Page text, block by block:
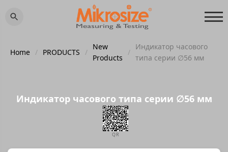
Home / PRODUCTS /
New
Products
/
Индикатор часового
типа серии ∅56 мм
Индикатор часового типа серии ∅56 мм
QR